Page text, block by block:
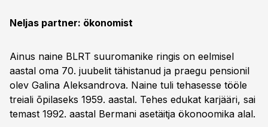
Neljas partner: ökonomist
Ainus naine BLRT suuromanike ringis on eelmisel
aastal oma 70. juubelit tähistanud ja praegu pensionil
olev Galina Aleksandrova. Naine tuli tehasesse tööle
treiali õpilaseks 1959. aastal. Tehes edukat karjääri, sai
temast 1992. aastal Bermani asetäitja ökonoomika alal.